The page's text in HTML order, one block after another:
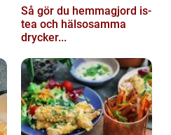
Så gör du hemmagjord is-
tea och hälsosamma
drycker...